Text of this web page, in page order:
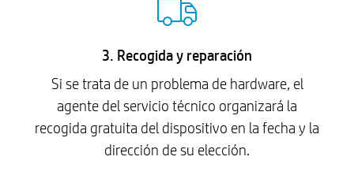
3. Recogida y reparación
Si se trata de un problema de hardware, el
agente del servicio técnico organizará la
recogida gratuita del dispositivo en la fecha y la
dirección de su elección.